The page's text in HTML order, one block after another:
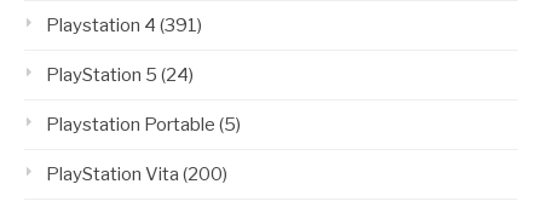
Playstation 4 (391)
PlayStation 5 (24)
Playstation Portable (5)
PlayStation Vita (200)